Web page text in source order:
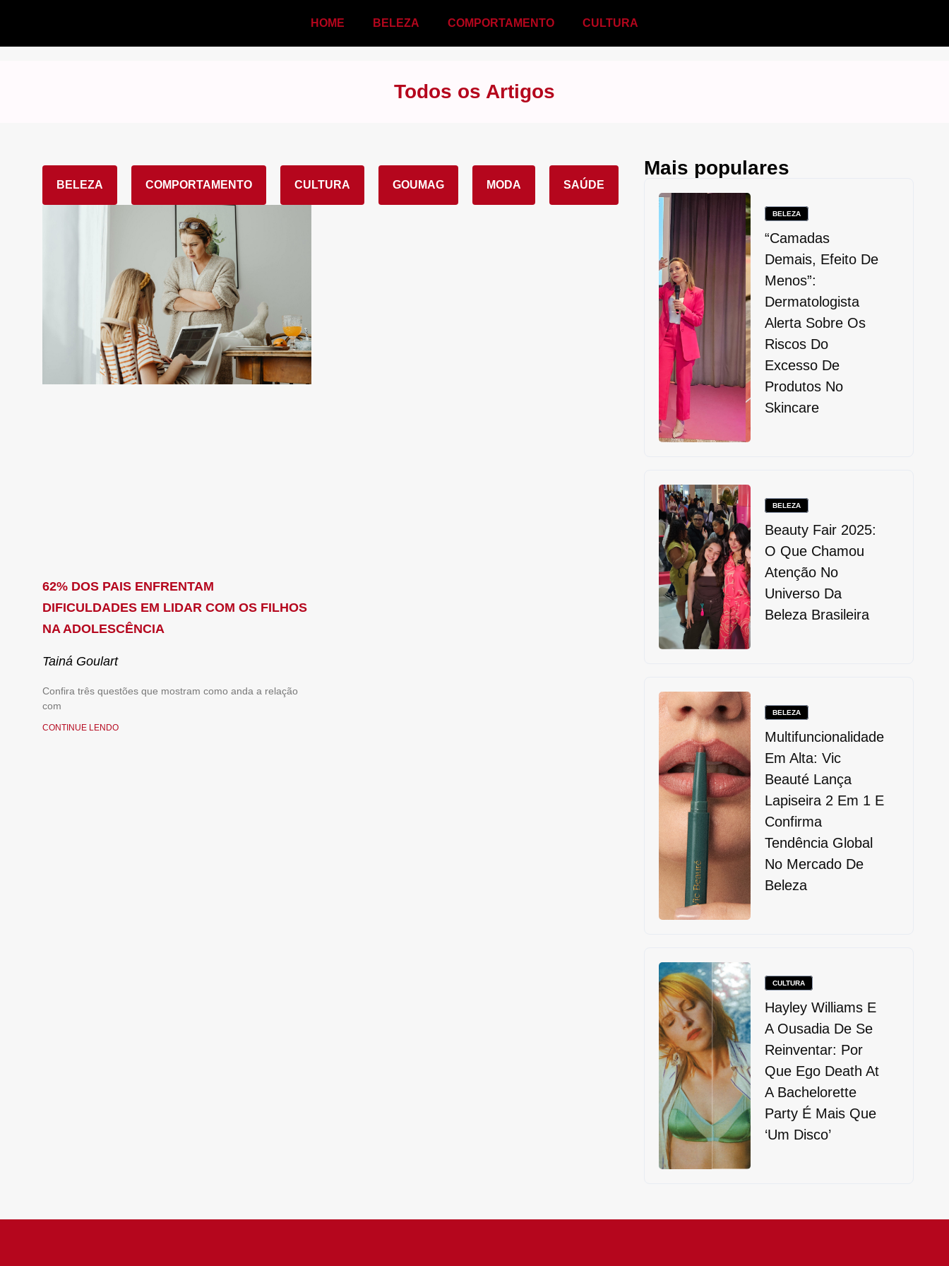
HOME BELEZA COMPORTAMENTO CULTURA
Todos os Artigos
BELEZA COMPORTAMENTO CULTURA GOUMAG MODA SAÚDE
62% DOS PAIS ENFRENTAM
DIFICULDADES EM LIDAR COM OS FILHOS
NA ADOLESCÊNCIA
Tainá Goulart
Confira três questões que mostram como anda a relação
com
CONTINUE LENDO
Mais populares
BELEZA
“Camadas
Demais, Efeito De
Menos”:
Dermatologista
Alerta Sobre Os
Riscos Do
Excesso De
Produtos No
Skincare
BELEZA
Beauty Fair 2025:
O Que Chamou
Atenção No
Universo Da
Beleza Brasileira
BELEZA
Multifuncionalidade
Em Alta: Vic
Beauté Lança
Lapiseira 2 Em 1 E
Confirma
Tendência Global
No Mercado De
Beleza
CULTURA
Hayley Williams E
A Ousadia De Se
Reinventar: Por
Que Ego Death At
A Bachelorette
Party É Mais Que
‘um Disco’